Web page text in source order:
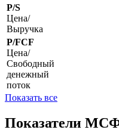
P/S
Цена/
Выручка
P/FCF
Цена/
Свободный
денежный
поток
Показать все
Показатели